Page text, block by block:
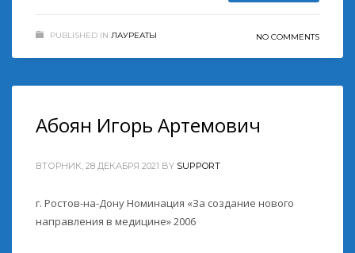
PUBLISHED IN ЛАУРЕАТЫ NO COMMENTS
Абоян Игорь Артемович
ВТОРНИК, 28 ДЕКАБРЯ 2021 BY SUPPORT
г. Ростов-на-Дону Номинация «За создание нового
направления в медицине» 2006